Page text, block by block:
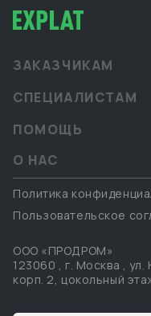
форматах B2B и B2G,
прозрачные
ЗАКАЗЧИКАМ
СПЕЦИАЛИСТАМ
ПОМОЩЬ
О НАС
Политика
Пользовательское
ООО «ПРОДРОМ»
123060 , г. Москва , ул.
корп. 2, цокольный